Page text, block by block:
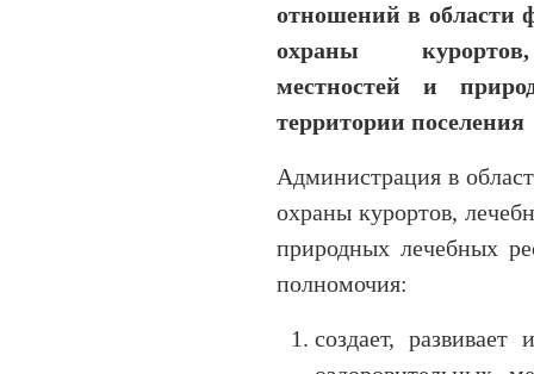
отношений в области
охраны курортов,
местностей и
территории поселения
Администрация в
охраны курортов,
природных лечебных
полномочия:
создает, развивает